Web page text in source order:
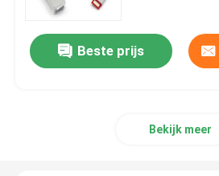
Beste prijs
Bekijk meer